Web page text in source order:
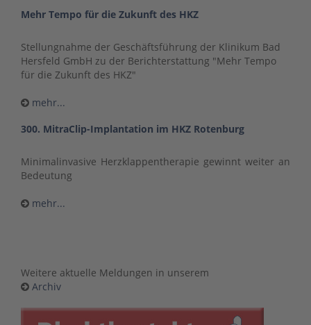
Mehr Tempo für die Zukunft des HKZ
Stellungnahme der Geschäftsführung der Klinikum Bad
Hersfeld GmbH zu der Berichterstattung "Mehr Tempo
für die Zukunft des HKZ"
mehr...
300. MitraClip-Implantation im HKZ Rotenburg
Minimalinvasive Herzklappentherapie gewinnt weiter an
Bedeutung
mehr...
Weitere aktuelle Meldungen in unserem
Archiv